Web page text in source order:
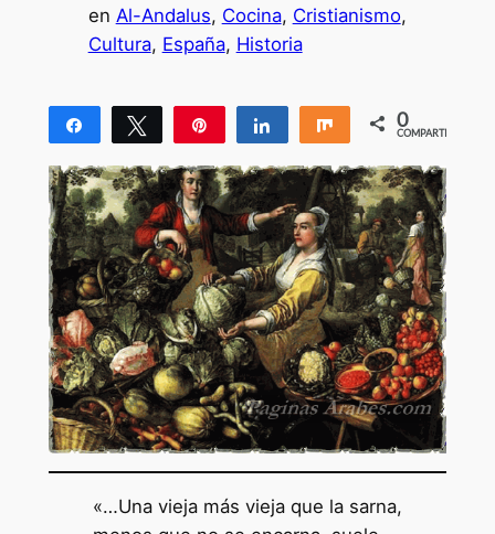
en Al-Andalus, Cocina, Cristianismo
Cultura, España, Historia
Compartir Twittear Compartir Compartir
0
COMPARTIR
«…Una vieja más vieja que la sarna,